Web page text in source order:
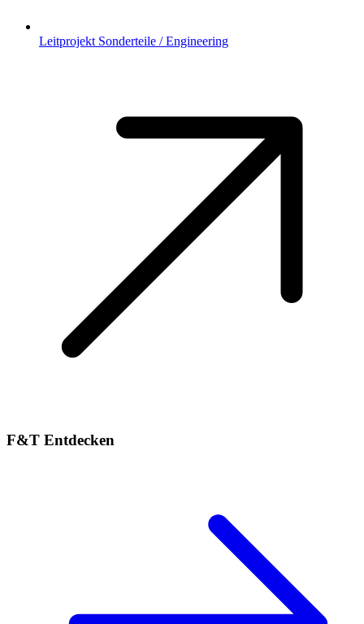
Leitprojekt Sonderteile / Engineering
F&T Entdecken